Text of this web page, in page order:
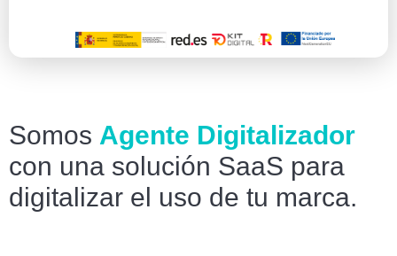
Somos Agente Digitalizador
con una solución SaaS para
digitalizar el uso de tu marca.